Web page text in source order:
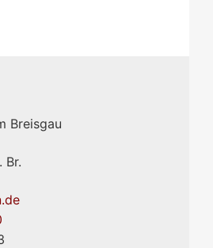
Breisgau
Br.